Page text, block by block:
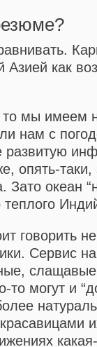
как
то мы имеем
нам с
опять-
Зато океан
говорить
Сервис
то могут и